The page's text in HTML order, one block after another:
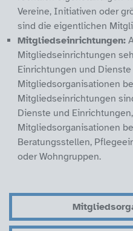
Vereine, Initiativen oder
sind die eigentlichen
Mitgliedseinrichtungen:
Mitgliedseinrichtungen
Einrichtungen und
Mitgliedsorganisationen
Mitgliedseinrichtungen
Dienste und
Mitgliedsorganisationen
Beratungsstellen,
oder Wohngruppen.